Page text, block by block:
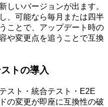
しいバージョンが出ます。
、可能なら毎月または四半
ことで、アップデート時の
や変更点を追うことで互換
トの導入
スト・統合テスト・E2E
の変更が即座に互換性の破